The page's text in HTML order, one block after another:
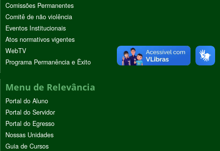
Comissões Permanentes
Comitê de não violência
Eventos Institucionais
Atos normativos vigentes
WebTV
Programa Permanência e Êxito
Menu de Relevância
Portal do Aluno
Portal do Servidor
Portal do Egresso
Nossas Unidades
Guia de Cursos